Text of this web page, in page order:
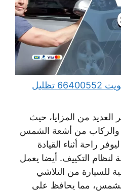
تظليل سيارات متنقل الكويت 66400552 تظليل
من المزايا، حيث
والركاب من أشعة الشمس
راحة أثناء القيادة
لنظام التكييف. أيضا يعمل
للسيارة من التلاشي
مما يحافظ على